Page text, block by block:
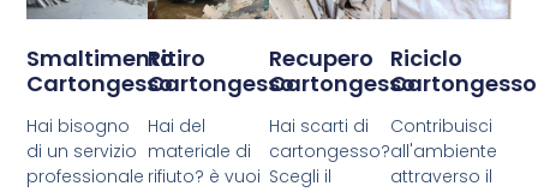
Smaltimento
Cartongesso
Hai bisogno
di un servizio
professionale
Ritiro
Cartongesso
Hai del
materiale di
rifiuto? è vuoi
Recupero
Cartongesso
Hai scarti di
cartongesso?
Scegli il
Riciclo
Cartongesso
Contribuisci
all'ambiente
attraverso il